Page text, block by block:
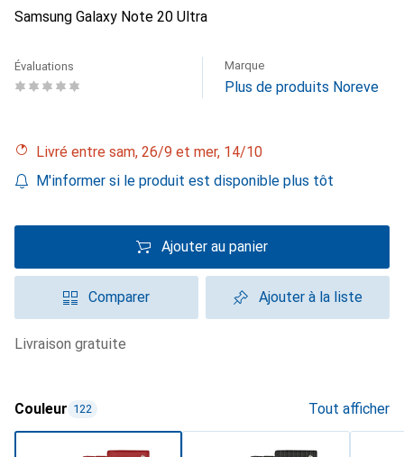
Samsung Galaxy Note 20 Ultra
Évaluations Marque
Plus de produits Noreve
Livré entre sam, 26/9 et mer, 14/10
M'informer si le produit est disponible plus tôt
Ajouter au panier
Comparer Ajouter à la liste
livraison gratuite
Couleur 122 Tout afficher